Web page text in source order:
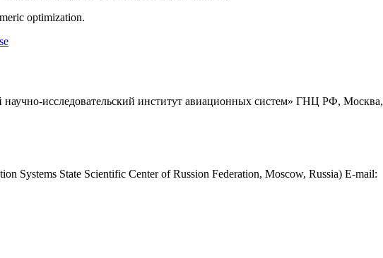
optimization.
исследовательский институт авиационных систем» ГНЦ РФ, Москва,
Systems State Scientific Center of Russion Federation, Moscow, Russia) E-mail: